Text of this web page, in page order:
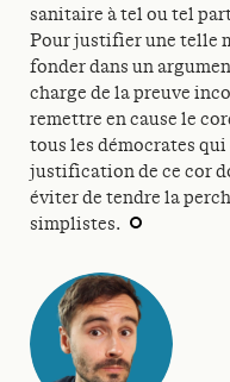
sanitaire à tel ou tel
Pour justifier une telle
fonder dans un
charge de la preuve
remettre en cause le
tous les démocrates
justification de ce cor
éviter de tendre la
simplistes.